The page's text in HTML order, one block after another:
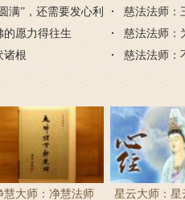
佛怎么会有
满”，还需要发心利
慈法法师：
的愿力得往生
慈法法师：
诸根
慈法法师：
慧大师：净慧法师
星云大师：星